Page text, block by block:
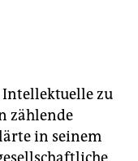
zu
zählende
in seinem